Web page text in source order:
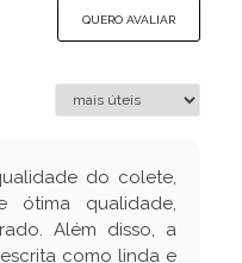
QUERO AVALIAR
do colete,
ótima qualidade,
Além disso, a
como linda e